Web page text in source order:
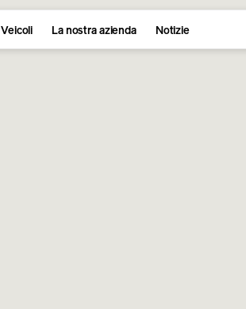
Veicoli La nostra azienda Notizie